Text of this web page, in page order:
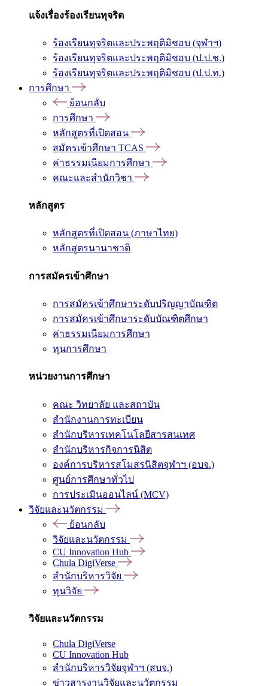
แจ้งเรื่องร้องเรียนทุจริต
ร้องเรียนทุจริตและประพฤติมิชอบ (จุฬาฯ)
ร้องเรียนทุจริตและประพฤติมิชอบ (ป.ป.ช.)
ร้องเรียนทุจริตและประพฤติมิชอบ (ป.ป.ท.)
การศึกษา
ย้อนกลับ
การศึกษา
หลักสูตรที่เปิดสอน
สมัครเข้าศึกษา TCAS
ค่าธรรมเนียมการศึกษา
คณะและสำนักวิชา
หลักสูตร
หลักสูตรที่เปิดสอน (ภาษาไทย)
หลักสูตรนานาชาติ
การสมัครเข้าศึกษา
การสมัครเข้าศึกษาระดับปริญญาบัณฑิต
การสมัครเข้าศึกษาระดับบัณฑิตศึกษา
ค่าธรรมเนียมการศึกษา
ทุนการศึกษา
หน่วยงานการศึกษา
คณะ วิทยาลัย และสถาบัน
สำนักงานการทะเบียน
สำนักบริหารเทคโนโลยีสารสนเทศ
สำนักบริหารกิจการนิสิต
องค์การบริหารสโมสรนิสิตจุฬาฯ (อบจ.)
ศูนย์การศึกษาทั่วไป
การประเมินออนไลน์ (MCV)
วิจัยและนวัตกรรม
ย้อนกลับ
วิจัยและนวัตกรรม
CU Innovation Hub
Chula DigiVerse
สำนักบริหารวิจัย
ทุนวิจัย
วิจัยและนวัตกรรม
Chula DigiVerse
CU Innovation Hub
สำนักบริหารวิจัยจุฬาฯ (สบจ.)
ข่าวสารงานวิจัยและนวัตกรรม